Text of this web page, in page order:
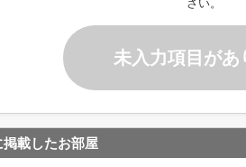
さい。
未入力項目があ
掲載したお部屋